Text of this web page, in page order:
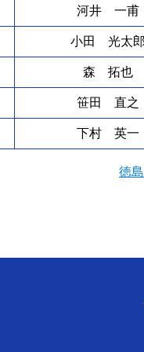
河井 一甫
小田 光太郎
森 拓也
笹田 直之
下村 英一
徳